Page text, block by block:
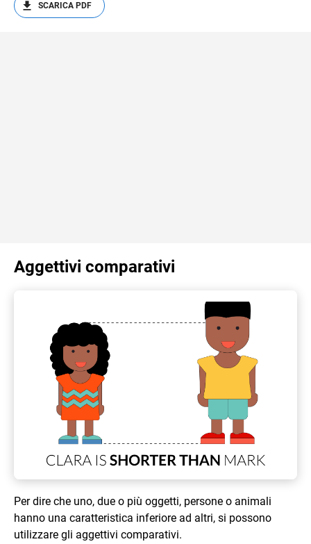
SCARICA PDF
Aggettivi comparativi
Per dire che uno, due o più oggetti, persone o animali
hanno una caratteristica inferiore ad altri, si possono
utilizzare gli aggettivi comparativi.